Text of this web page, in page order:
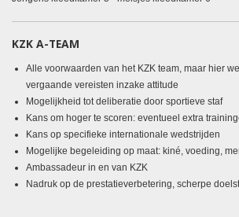
KZK A-TEAM
Alle voorwaarden van het KZK team, maar hier
vergaande vereisten inzake attitude
Mogelijkheid tot deliberatie door sportieve staf
Kans om hoger te scoren: eventueel extra
Kans op specifieke internationale wedstrijden
Mogelijke begeleiding op maat: kiné, voeding,
Ambassadeur in en van KZK
Nadruk op de prestatieverbetering, scherpe